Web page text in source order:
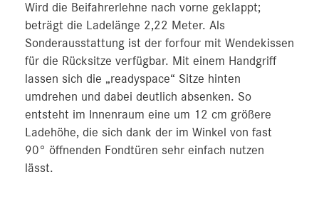
Wird die Beifahrerlehne nach vorne geklappt;
beträgt die Ladelänge 2,22 Meter. Als
Sonderausstattung ist der forfour mit Wendekissen
für die Rücksitze verfügbar. Mit einem Handgriff
lassen sich die „readyspace“ Sitze hinten
umdrehen und dabei deutlich absenken. So
entsteht im Innenraum eine um 12 cm größere
Ladehöhe, die sich dank der im Winkel von fast
90° öffnenden Fondtüren sehr einfach nutzen
lässt.